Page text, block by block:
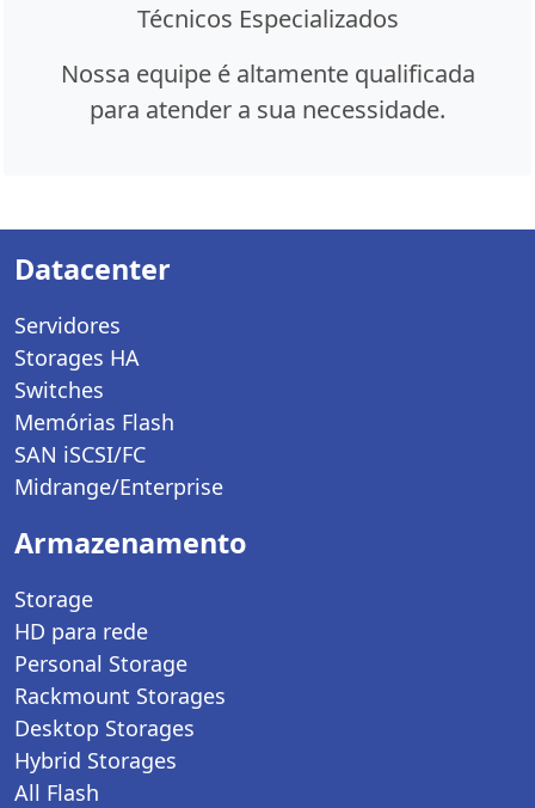
Técnicos Especializados
Nossa equipe é altamente qualificada
para atender a sua necessidade.
Datacenter
Servidores
Storages HA
Switches
Memórias Flash
SAN iSCSI/FC
Midrange/Enterprise
Armazenamento
Storage
HD para rede
Personal Storage
Rackmount Storages
Desktop Storages
Hybrid Storages
All Flash